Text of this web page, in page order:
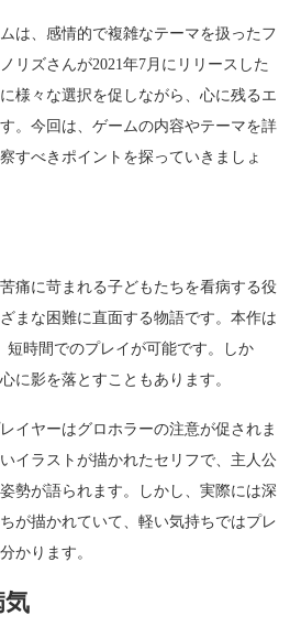
は、感情的で複雑なテーマを扱ったフ
リズさんが2021年7月にリリースした
様々な選択を促しながら、心に残るエ
。今回は、ゲームの内容やテーマを詳
すべきポイントを探っていきましょ
痛に苛まれる子どもたちを看病する役
まな困難に直面する物語です。本作は
短時間でのプレイが可能です。しか
に影を落とすこともあります。
イヤーはグロホラーの注意が促されま
イラストが描かれたセリフで、主人公
勢が語られます。しかし、実際には深
が描かれていて、軽い気持ちではプレ
かります。